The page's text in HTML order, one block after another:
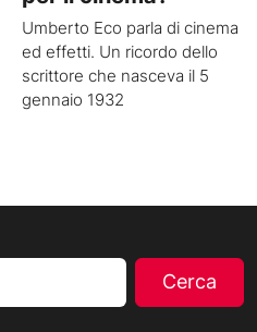
Umberto Eco parla di cinema
ed effetti. Un ricordo dello
scrittore che nasceva il 5
gennaio 1932